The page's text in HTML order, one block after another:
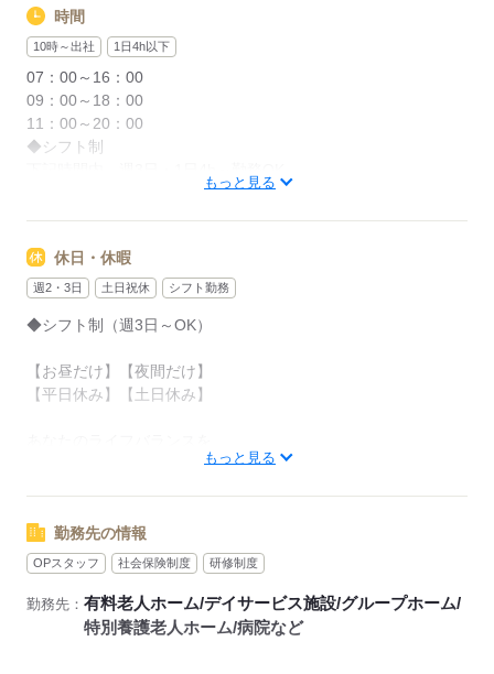
※"お試し"での勤務OK
※長期をご希望の方も、もちろん歓迎
時間
10時～出社 1日4h以下
07：00～16：00
09：00～18：00
11：00～20：00
◆シフト制
【遅番】11：00～20：00
【平日のみ】【土日のみ】
いろんなシフトのお仕事をご紹介できます。
ぜひご相談ください。
出勤、ミーティング
▼10：00
歩行が不安定な方を浴室までお連れします
お部屋も清掃します
もっと見る
休日・休暇
週2・3日 土日祝休 シフト勤務
◆シフト制（週3日～OK）
【お昼だけ】【夜間だけ】
【平日休み】【土日休み】
崩さない働き方をお選びいただけます
応募する
もっと見る
勤務先の情報
OPスタッフ 社会保険制度 研修制度
勤務先： 有料老人ホーム/デイサービス施設/グループホーム/
特別養護老人ホーム/病院など